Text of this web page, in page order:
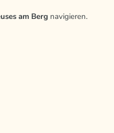
am Berg navigieren.